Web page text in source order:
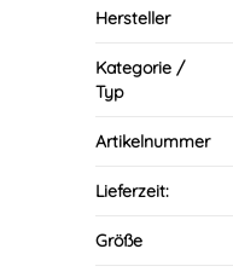
Hersteller
Kategorie /
Typ
Artikelnummer
Lieferzeit:
Größe